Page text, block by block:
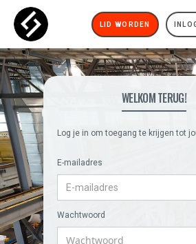
LID WORDEN
WELKOM TERUG!
Log je in om toegang te krijgen tot
E-mailadres
Wachtwoord